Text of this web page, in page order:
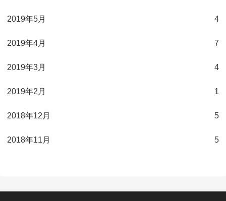
2019年5月 4
2019年4月 7
2019年3月 4
2019年2月 1
2018年12月 5
2018年11月 5